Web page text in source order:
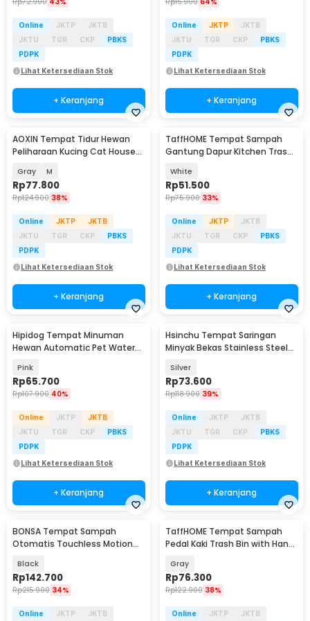
Online JKTP
JKTB
JKTU
TGR CKP
PBKS
PDPK
Lihat Ketersediaan Stok
+ Keranjang
Online JKTP
JKTB
JKTU
TGR CKP
PBKS
PDPK
Lihat Ketersediaan Stok
+ Keranjang
AOXIN Tempat Tidur Hewan
Peliharaan Kucing Cat House
Gray M
Rp77.800
Rp124.900 38%
Online JKTP
JKTB
JKTU
TGR CKP
PBKS
PDPK
Lihat Ketersediaan Stok
+ Keranjang
TaffHOME Tempat Sampah
Gantung Dapur Kitchen Trash
White
Rp51.500
Rp75.900 33%
Online JKTP
JKTB
JKTU
TGR CKP
PBKS
PDPK
Lihat Ketersediaan Stok
+ Keranjang
Hipidog Tempat Minuman
Hewan Automatic Pet Water
Pink
Rp65.700
Rp107.900 40%
Online JKTP
JKTB
JKTU
TGR CKP
PBKS
PDPK
Lihat Ketersediaan Stok
+ Keranjang
Hsinchu Tempat Saringan
Minyak Bekas Stainless Steel
Silver
Rp73.600
Rp118.900 39%
Online JKTP
JKTB
JKTU
TGR CKP
PBKS
PDPK
Lihat Ketersediaan Stok
+ Keranjang
BONSA Tempat Sampah
Otomatis Touchless Motion
Black
Rp142.700
Rp215.900 34%
Online JKTP
JKTB
TaffHOME Tempat Sampah
Pedal Kaki Trash Bin with Hand
Gray
Rp76.300
Rp122.900 38%
Online JKTP
JKTB